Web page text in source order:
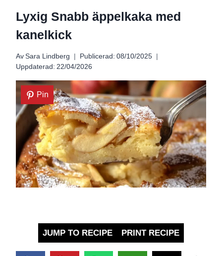
Lyxig Snabb äppelkaka med
kanelkick
Av Sara Lindberg Publicerad: 08/10/2025
Uppdaterad: 22/04/2026
Pin
JUMP TO RECIPE PRINT RECIPE